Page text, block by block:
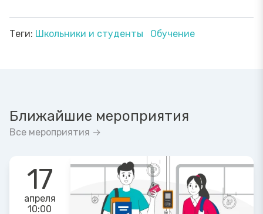
Теги: Школьники и студенты Обучение
Ближайшие мероприятия
Все мероприятия →
17
апреля
10:00